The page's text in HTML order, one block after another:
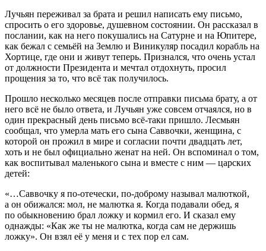
Лучьян переживал за брата и решил написать ему письмо,
спросить о его здоровье, душевном состоянии. Он рассказал в
послании, как на него покушались на Сатурне и на Юпитере,
как бежал с семьёй на Землю и Виникуляр посадил корабль на
Хортице, где они и живут теперь. Признался, что очень устал
от должности Президента и мечтал отдохнуть, просил
прощения за то, что всё так получилось.
Прошло несколько месяцев после отправки письма брату, а от
него всё не было ответа, и Лучьян уже совсем отчаялся, но в
один прекрасный день письмо всё-таки пришло. Лесмьян
сообщал, что умерла мать его сына Саввочки, женщина, с
которой он прожил в мире и согласии почти двадцать лет,
хоть и не был официально женат на ней. Он вспоминал о том,
как воспитывал маленького сына и вместе с ним — царских
детей:
«…Саввочку я по-отечески, по-доброму называл малюткой,
а он обижался: мол, не малютка я. Когда подавали обед, я
по обыкновению брал ложку и кормил его. И сказал ему
однажды: «Как же ты не малютка, когда сам не держишь
ложку». Он взял её у меня и с тех пор ел сам.